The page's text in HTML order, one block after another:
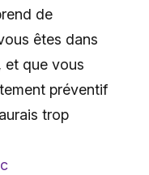
de
êtes dans
et que vous
préventif
trop